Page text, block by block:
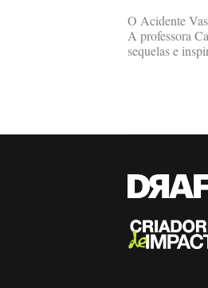
O Acidente
A professora
sequelas e